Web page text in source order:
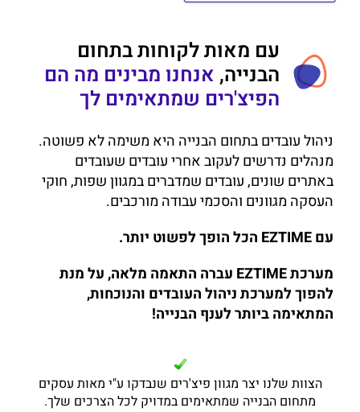
עם מאות לקוחות בתחום
הבנייה,אנחנו מבינים מה הם
הפיצ'רים שמתאימים לך
ניהול עובדים בתחום הבנייה היא משימה לא פשוטה.
מנהלים נדרשים לעקוב אחרי עובדים שעובדים
באתרים שונים, עובדים שמדברים במגוון שפות, חוקי
העסקה מגוונים והסכמי עבודה מורכבים.
עם EZTIME הכל הופך לפשוט יותר.
מערכת EZTIME עברה התאמה מלאה, על מנת
להפוך למערכת ניהול העובדים והנוכחות,
המתאימה ביותר לענף הבנייה!
הצוות שלנו יצר מגוון פיצ'רים שנבדקו ע"י מאות עסקים
מתחום הבנייה שמתאימים במדויק לכל הצרכים שלך.